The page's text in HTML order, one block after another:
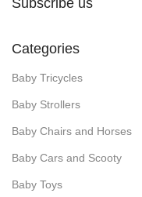
Subscribe us
Categories
Baby Tricycles
Baby Strollers
Baby Chairs and Horses
Baby Cars and Scooty
Baby Toys